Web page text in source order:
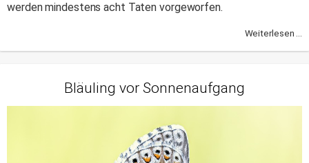
werden mindestens acht Taten vorgeworfen.
Weiterlesen ...
Bläuling vor Sonnenaufgang